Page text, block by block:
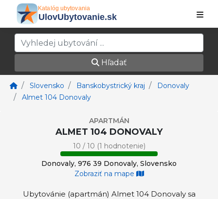
Hľadať
Slovensko Banskobystrický kraj
Donovaly
Almet 104 Donovaly
APARTMÁN
ALMET 104 DONOVALY
10 / 10 (1 hodnotenie)
Donovaly, 976 39 Donovaly, Slovensko
Zobraziť na mape
Ubytovánie (apartmán) Almet 104 Donovaly sa